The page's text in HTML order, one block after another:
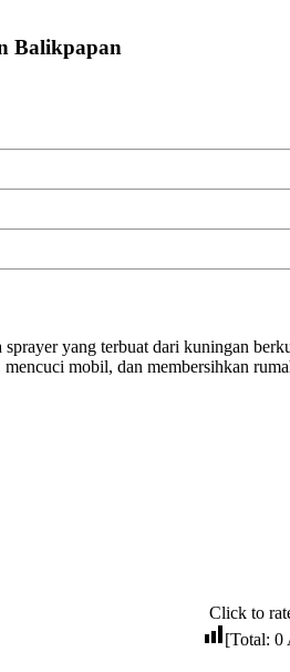
Balikpapan
yang terbuat dari kuningan
mobil, dan membersihkan
Click to
[Total: 0